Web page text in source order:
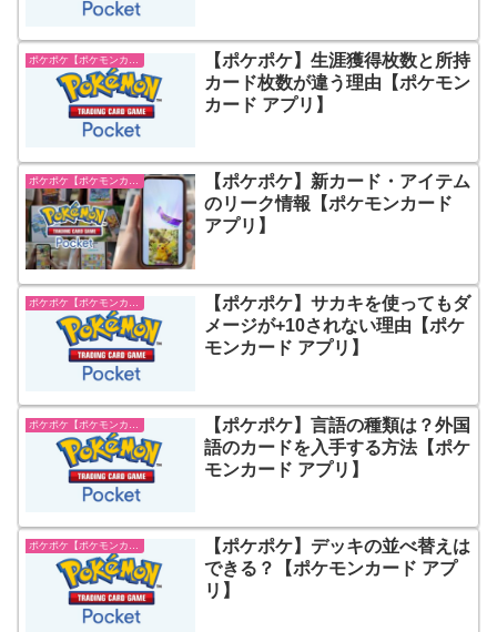
【ポケポケ】生涯獲得枚数と所持
カード枚数が違う理由【ポケモン
カード アプリ】
ポケポケ【ポケモンカード アプリ】
【ポケポケ】新カード・アイテム
のリーク情報【ポケモンカード
アプリ】
【ポケポケ】サカキを使ってもダ
メージが+10されない理由【ポケ
モンカード アプリ】
【ポケポケ】言語の種類は？外国
語のカードを入手する方法【ポケ
モンカード アプリ】
ポケポケ【ポケモンカード アプリ】
【ポケポケ】デッキの並べ替えは
できる？【ポケモンカード アプ
リ】